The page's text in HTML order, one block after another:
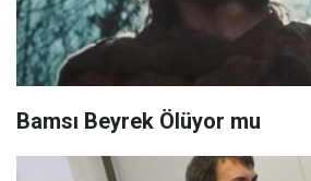
Bamsı Beyrek Ölüyor mu